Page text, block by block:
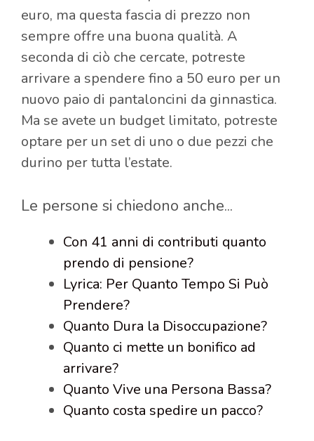
euro, ma questa fascia di prezzo non
sempre offre una buona qualità. A
seconda di ciò che cercate, potreste
arrivare a spendere fino a 50 euro per un
nuovo paio di pantaloncini da ginnastica.
Ma se avete un budget limitato, potreste
optare per un set di uno o due pezzi che
durino per tutta l’estate.
Le persone si chiedono anche...
Con 41 anni di contributi quanto
prendo di pensione?
Lyrica: Per Quanto Tempo Si Può
Prendere?
Quanto Dura la Disoccupazione?
Quanto ci mette un bonifico ad
arrivare?
Quanto Vive una Persona Bassa?
Quanto costa spedire un pacco?